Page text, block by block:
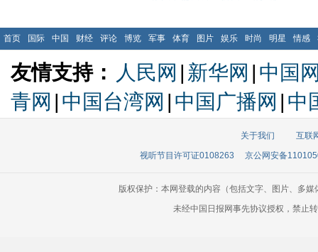
首页 国际 中国 财经 评论 博览 军事 体育 图片 娱乐 时尚 明星 情感
友情支持： 人民网 | 新华网 | 中国
青网 | 中国台湾网 | 中国广播网 | 中
关于我们
互联
视听节目许可证0108263
京公网安备
版权保护：本网登载的内容（包括文字、图片、多
未经中国日报网事先协议授权，禁止